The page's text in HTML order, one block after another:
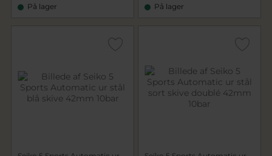
På lager På lager